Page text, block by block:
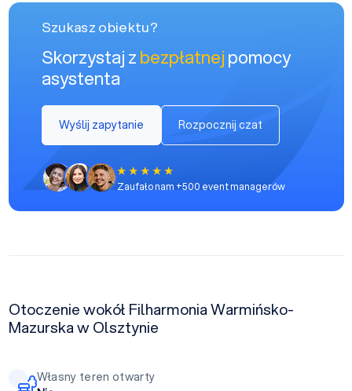
Szukasz obiektu?
Skorzystaj zbezpłatnejpomocy
asystenta
Wyślij zapytanie Rozpocznij czat
Zaufało nam +500 event managerów
Otoczenie wokół Filharmonia Warmińsko-
Mazurska w Olsztynie
Własny teren otwarty